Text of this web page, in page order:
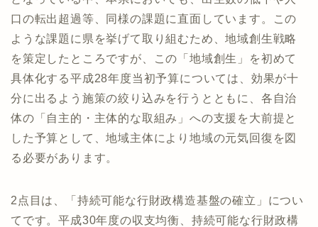
口の転出超過等、同様の課題に直面しています。この
ような課題に県を挙げて取り組むため、地域創生戦略
を策定したところですが、この「地域創生」を初めて
具体化する平成28年度当初予算については、効果が十
分に出るよう施策の絞り込みを行うとともに、各自治
体の「自主的・主体的な取組み」への支援を大前提と
した予算として、地域主体により地域の元気回復を図
る必要があります。
2点目は、「持続可能な行財政構造基盤の確立」につい
てです。平成30年度の収支均衡、持続可能な行財政構